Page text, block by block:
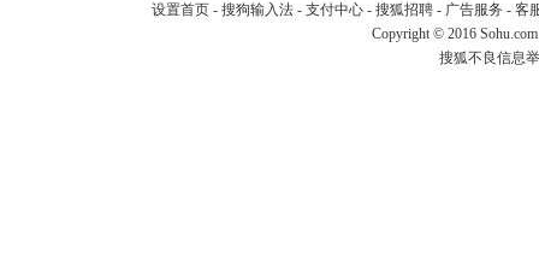
设置首页- 搜狗输入法- 支付中心- 搜狐招聘- 广告服务 - 客
Copyright © 2016
搜狐不良信息